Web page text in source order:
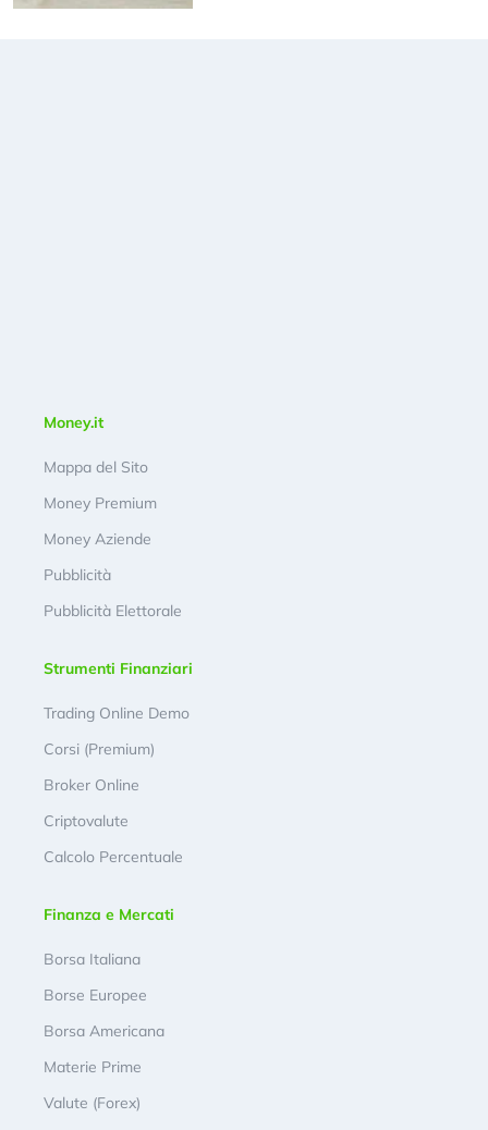
Money.it
Mappa del Sito
Money Premium
Money Aziende
Pubblicità
Pubblicità Elettorale
Strumenti Finanziari
Trading Online Demo
Corsi (Premium)
Broker Online
Criptovalute
Calcolo Percentuale
Finanza e Mercati
Borsa Italiana
Borse Europee
Borsa Americana
Materie Prime
Valute (Forex)